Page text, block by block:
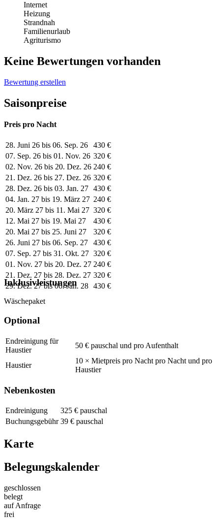
Internet
Heizung
Strandnah
Familienurlaub
Agriturismo
Keine Bewertungen vorhanden
Bewertung erstellen
Saisonpreise
Preis pro Nacht
28. Juni 26 bis 06. Sep. 26
430 €
07. Sep. 26 bis 01. Nov. 26 320 €
02. Nov. 26 bis 20. Dez. 26 240 €
21. Dez. 26 bis 27. Dez. 26 320 €
28. Dez. 26 bis 03. Jan. 27 430 €
04. Jan. 27 bis 19. März 27 240 €
20. März 27 bis 11. Mai 27 320 €
12. Mai 27 bis 19. Mai 27
430 €
20. Mai 27 bis 25. Juni 27
320 €
26. Juni 27 bis 06. Sep. 27
430 €
07. Sep. 27 bis 31. Okt. 27 320 €
01. Nov. 27 bis 20. Dez. 27 240 €
21. Dez. 27 bis 28. Dez. 27 320 €
29. Dez. 27 bis 06. Jan. 28 430 €
Inklusivleistungen
Wäschepaket
Optional
Endreinigung für
Haustier
50 € pauschal und pro Aufenthalt
Haustier
10 × Mietpreis pro Nacht pro Nacht und pro
Haustier
Nebenkosten
Endreinigung
325 € pauschal
Buchungsgebühr 39 € pauschal
Karte
Belegungskalender
geschlossen
belegt
auf Anfrage
frei